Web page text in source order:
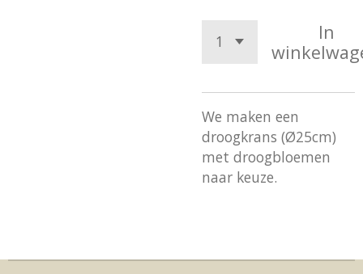
In
We maken een
droogkrans (Ø25cm)
met droogbloemen
naar keuze.